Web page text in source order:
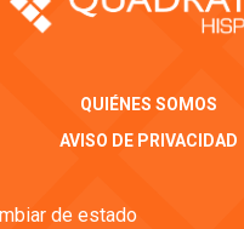
QUIÉNES SOMOS
AVISO DE PRIVACIDAD
de estado